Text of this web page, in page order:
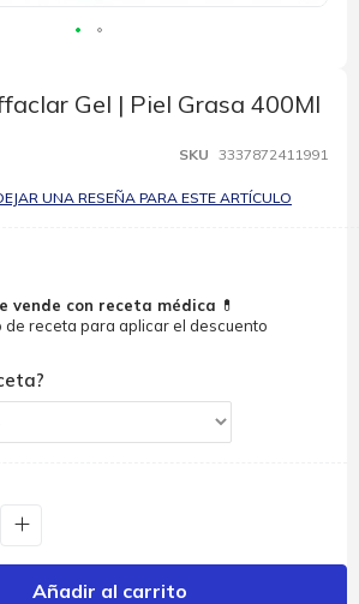
Gel | Piel Grasa 400Ml
SKU 3337872411991
UNA RESEÑA PARA ESTE ARTÍCULO
vende con receta médica 💊
de receta para aplicar el descuento
Añadir al carrito